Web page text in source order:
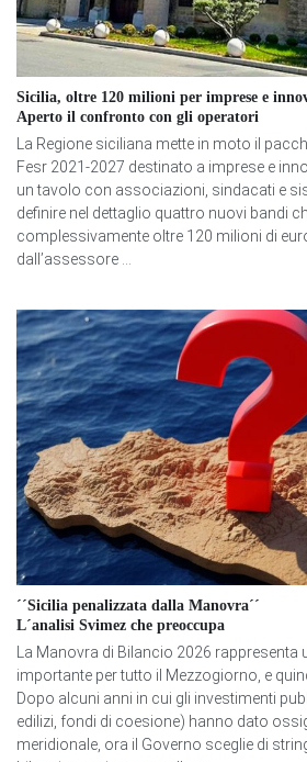
Sicilia, oltre 120 milioni per imprese e
Aperto il confronto con gli operatori
La Regione siciliana mette in moto il
Fesr 2021-2027 destinato a imprese e
un tavolo con associazioni, sindacati e
definire nel dettaglio quattro nuovi bandi
complessivamente oltre 120 milioni di
dall’assessore ...
´´Sicilia penalizzata dalla Manovra´´
L´analisi Svimez che preoccupa
La Manovra di Bilancio 2026
importante per tutto il Mezzogiorno, e
Dopo alcuni anni in cui gli investimenti
edilizi, fondi di coesione) hanno dato
meridionale, ora il Governo sceglie di